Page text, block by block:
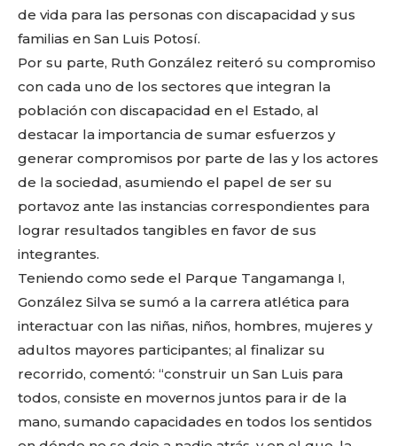
Facebook
Twitter
EmailWhatsApp
Copy
Link
GmailTelegram
de vida para las personas con discapacidad y sus
familias en San Luis Potosí.
Por su parte, Ruth González reiteró su compromiso
con cada uno de los sectores que integran la
población con discapacidad en el Estado, al
destacar la importancia de sumar esfuerzos y
generar compromisos por parte de las y los actores
de la sociedad, asumiendo el papel de ser su
portavoz ante las instancias correspondientes para
lograr resultados tangibles en favor de sus
integrantes.
Teniendo como sede el Parque Tangamanga I,
González Silva se sumó a la carrera atlética para
interactuar con las niñas, niños, hombres, mujeres y
adultos mayores participantes; al finalizar su
recorrido, comentó: “construir un San Luis para
todos, consiste en movernos juntos para ir de la
mano, sumando capacidades en todos los sentidos